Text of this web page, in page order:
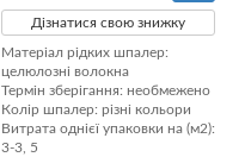
Дізнатися свою знижку
Матеріал рідких шпалер:
целюлозні волокна
Термін зберігання: необмежено
Колір шпалер: різні кольори
Витрата однієї упаковки на (м2):
3-3, 5